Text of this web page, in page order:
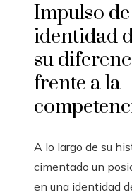
Impulso
identidad
su
frente a la
A lo largo de su
cimentado un
en una identidad